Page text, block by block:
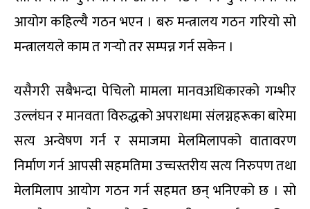
आयोग कहिल्यै गठन भएन । बरु मन्त्रालय गठन गरियो सो
मन्त्रालयले काम त गर्‍यो तर सम्पन्न गर्न सकेन ।
यसैगरी सबैभन्दा पेचिलो मामला मानवअधिकारको गम्भीर
उल्लंघन र मानवता विरुद्धको अपराधमा संलग्नहरूका बारेमा
सत्य अन्वेषण गर्न र समाजमा मेलमिलापको वातावरण
निर्माण गर्न आपसी सहमतिमा उच्चस्तरीय सत्य निरुपण तथा
मेलमिलाप आयोग गठन गर्न सहमत छन् भनिएको छ । सो